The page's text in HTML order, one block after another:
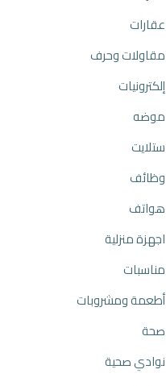
عقارات
مقاولات وحرف
إلكترونيات
موضه
ستلايت
وظائف
هواتف
اجهزة منزلية
مناسبات
أطعمة ومشروبات
صحة
نوادي صحية